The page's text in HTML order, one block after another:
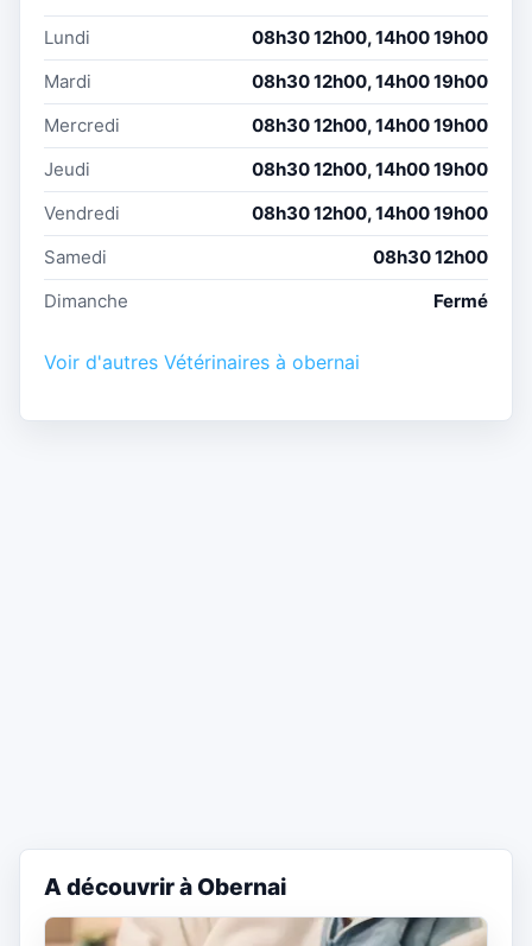
Lundi
08h30 12h00, 14h00 19h00
Mardi
08h30 12h00, 14h00 19h00
Mercredi
08h30 12h00, 14h00 19h00
Jeudi
08h30 12h00, 14h00 19h00
Vendredi
08h30 12h00, 14h00 19h00
Samedi
08h30 12h00
Dimanche
Fermé
Voir d'autres Vétérinaires à obernai
A découvrir à Obernai